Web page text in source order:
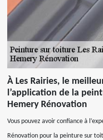
À Les Rairies, le
l’application de la
Hemery Rénovation
Vous pouvez avoir confiance à
Rénovation pour la peinture sur